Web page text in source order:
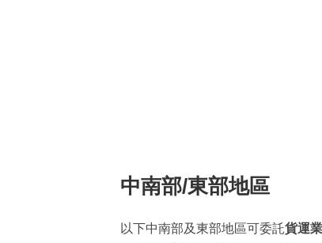
中南部/東部地區
以下中南部及東部地區可委託貨運